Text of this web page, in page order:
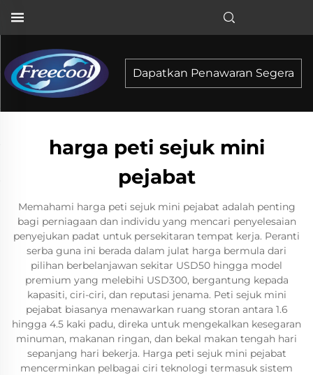
Dapatkan Penawaran Segera
harga peti sejuk mini
pejabat
Memahami harga peti sejuk mini pejabat adalah penting
bagi perniagaan dan individu yang mencari penyelesaian
penyejukan padat untuk persekitaran tempat kerja. Peranti
serba guna ini berada dalam julat harga bermula dari
pilihan berbelanjawan sekitar USD50 hingga model
premium yang melebihi USD300, bergantung kepada
kapasiti, ciri-ciri, dan reputasi jenama. Peti sejuk mini
pejabat biasanya menawarkan ruang storan antara 1.6
hingga 4.5 kaki padu, direka untuk mengekalkan kesegaran
minuman, makanan ringan, dan bekal makan tengah hari
sepanjang hari bekerja. Harga peti sejuk mini pejabat
mencerminkan pelbagai ciri teknologi termasuk sistem